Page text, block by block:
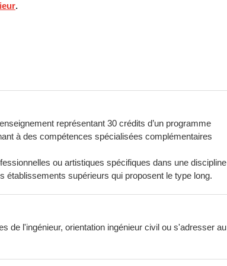
.
représentant 30 crédits d’un programme
à des compétences spécialisées complémentaires
ou artistiques spécifiques dans une discipline
établissements supérieurs qui proposent le type long.
de l'ingénieur, orientation ingénieur civil ou s'adresser au